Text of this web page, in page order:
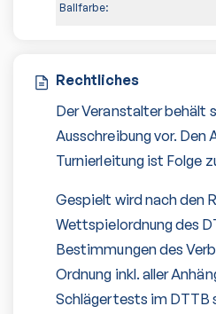
Ballfarbe:
Rechtliches
Der Veranstalter behält
Ausschreibung vor. Den
Turnierleitung ist Folge
Gespielt wird nach den
Wettspielordnung des
Bestimmungen des
Ordnung inkl. aller
Schlägertests im DTTB